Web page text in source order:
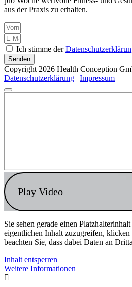
aus der Praxis zu erhalten.
Ich stimme der
Senden
Copyright 2026 Health Conception
Datenschutzerklärung
Impressum
Play Video
Sie sehen gerade einen
eigentlichen Inhalt zuzugreifen,
beachten Sie, dass dabei Daten an
Inhalt entsperren
Weitere Informationen